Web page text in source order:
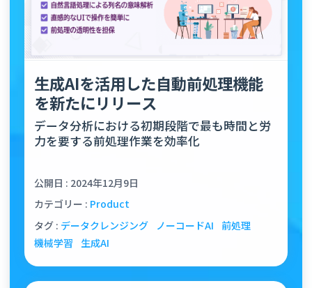
生成AIを活用した自動前処理機能
を新たにリリース
データ分析における初期段階で最も時間と労
力を要する前処理作業を効率化
公開日 : 2024年12月9日
カテゴリー : Product
タグ : データクレンジング ノーコードAI
前処理
機械学習
生成AI